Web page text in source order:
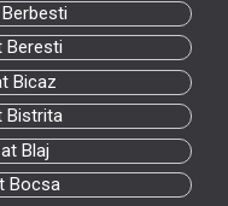
Beresti
Bicaz
Bistrita
Blaj
Bocsa